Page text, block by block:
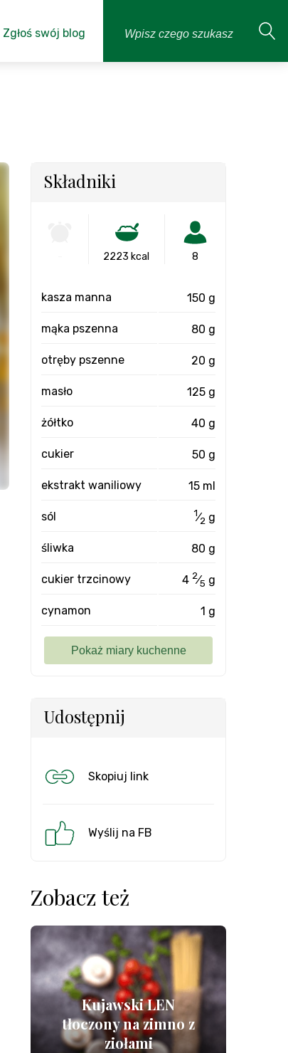
Zgłoś swój blog
Składniki
2223 kcal 8
kasza manna 150 g
mąka pszenna 80 g
otręby pszenne 20 g
masło 125 g
żółtko 40 g
cukier 50 g
ekstrakt waniliowy 15 ml
sól 1⁄2 g
śliwka 80 g
cukier trzcinowy 4 2⁄5 g
cynamon 1 g
Udostępnij
Skopiuj link
Wyślij na FB
Zobacz też
Kujawski LEN
tłoczony na zimno z
ziołami